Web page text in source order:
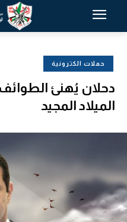
حملات الكترونية
دحلان يُهنئ
الميلاد المجيد